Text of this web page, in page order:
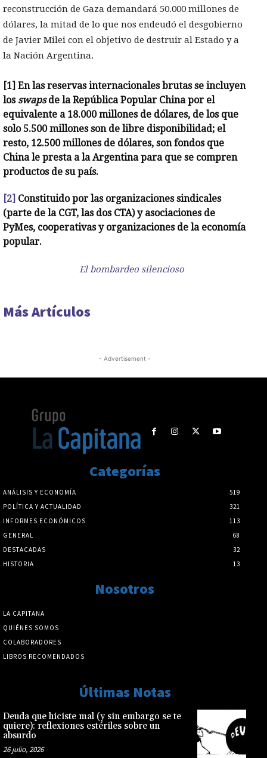
reconstrucción de Gaza demandará 50.000 millones de
dólares, la mitad de lo que nos endeudó el desgobierno
de Javier Milei con el objetivo de destruir al Estado y a
la Nación Argentina.
[1] En las reservas internacionales brutas se incluyen
los swapsde la República Popular China por el
equivalente a 18.000 millones de dólares, de los que
solo 5.500 millones son de libre disponibilidad; el
resto, 12.500 millones de dólares, son fondos que
China le presta a la Argentina para que se compren
productos de su país.
[2] Constituido por las organizaciones sindicales
(parte de la CGT, las dos CTA) y asociaciones de
PyMes, cooperativas y organizaciones de la economía
popular.
El bombardeo silencioso
Más Artículos
- Advertisement -
Categorías
ANÁLISIS Y ECONOMÍA
519
POLÍTICA Y ACTUALIDAD
321
INFORMES ECONÓMICOS
113
GENERAL
68
DESTACADAS
32
HISTORIA
13
Nosotros
LA CAPITANA
QUIÉNES SOMOS
COLABORADORES
LIBROS RECOMENDADOS
Últimas Notas
Deuda que hiciste mal (y sin embargo se te
quiere): reflexiones estériles sobre un
absurdo
26 julio, 2026